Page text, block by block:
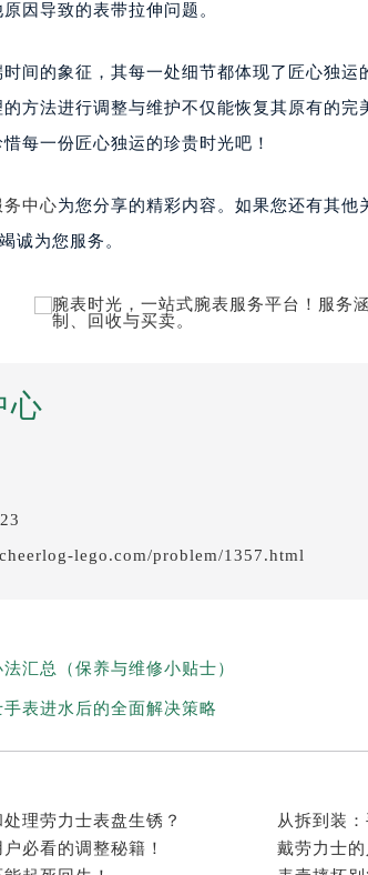
因导致的表带拉伸问题。
间的象征，其每一处细节都体现了匠心独
方法进行调整与维护不仅能恢复其原有的
每一份匠心独运的珍贵时光吧！
务中心为您分享的精彩内容。如果您还有其
诚为您服务。
心
lego.com/problem/1357.html
汇总（保养与维修小贴士）
表进水后的全面解决策略
理劳力士表盘生锈？
从拆到装
必看的调整秘籍！
戴劳力士